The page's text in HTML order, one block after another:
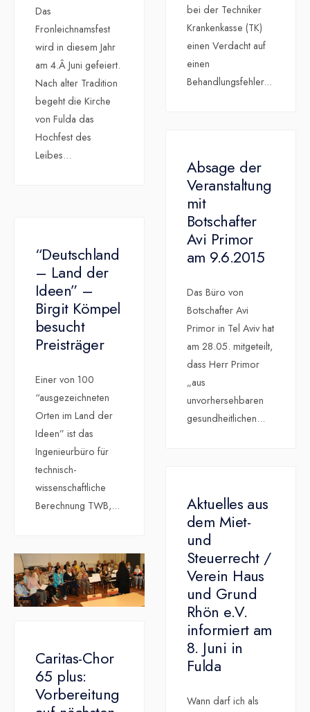
bei der Techniker
Krankenkasse (TK)
einen Verdacht auf
einen
Behandlungsfehler...
Das
Fronleichnamsfest
wird in diesem Jahr
am 4.Â Juni gefeiert.
Nach alter Tradition
begeht die Kirche
von Fulda das
Hochfest des
Leibes...
Absage der
Veranstaltung
mit
Botschafter
Avi Primor
am 9.6.2015
Das Büro von
Botschafter Avi
Primor in Tel Aviv hat
am 28.05. mitgeteilt,
dass Herr Primor
„aus
unvorhersehbaren
gesundheitlichen...
“Deutschland
– Land der
Ideen” –
Birgit Kömpel
besucht
Preisträger
Einer von 100
“ausgezeichneten
Orten im Land der
Ideen” ist das
Ingenieurbüro für
technisch-
wissenschaftliche
Berechnung TWB,...
Aktuelles aus
dem Miet-
und
Steuerrecht /
Verein Haus
und Grund
Rhön e.V.
informiert am
8. Juni in
Fulda
Wann darf ich als
Caritas-Chor
65 plus:
Vorbereitung